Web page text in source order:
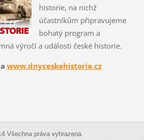
historie, na nichž
účastníkům připravujeme
bohatý program a
výročí a události české historie.
www.dnyceskehistorie.cz
Všechna práva vyhrazena.